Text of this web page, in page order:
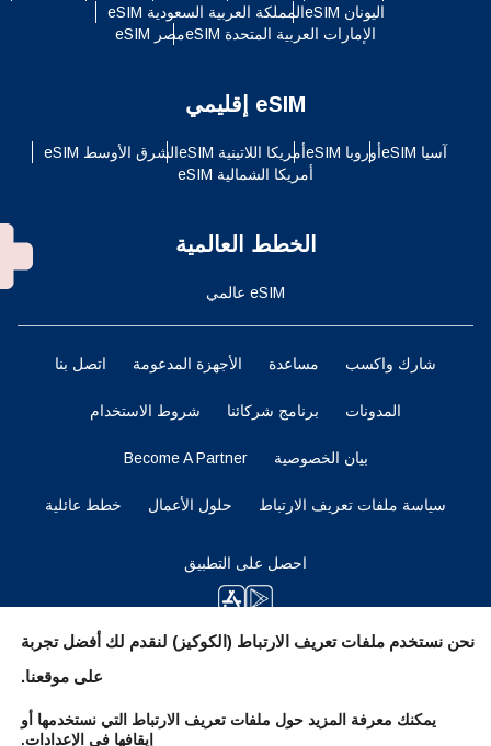
اليونان eSIM
المملكة العربية السعودية eSIM
الإمارات العربية المتحدة eSIM
مصر eSIM
eSIM إقليمي
آسيا eSIM أوروبا eSIM أمريكا اللاتينية eSIM
الشرق الأوسط eSIM
أمريكا الشمالية eSIM
الخطط العالمية
eSIM عالمي
شارك واكسب مساعدة الأجهزة المدعومة اتصل بنا
المدونات برنامج شركائنا شروط الاستخدام
بيان الخصوصية Become A Partner
سياسة ملفات تعريف الارتباط حلول الأعمال خطط عائلية
احصل على التطبيق
نحن نستخدم ملفات تعريف الارتباط (الكوكيز) لنقدم لك أفضل تجربة
على موقعنا.
يمكنك معرفة المزيد حول ملفات تعريف الارتباط التي نستخدمها أو
إيقافها في الإعدادات.